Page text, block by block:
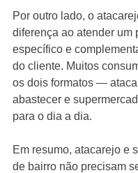
Por outro lado, o
diferença ao atender um
específico e
do cliente. Muitos
os dois formatos —
abastecer e
para o dia a dia.
Em resumo, atacarejo e
de bairro não precisam